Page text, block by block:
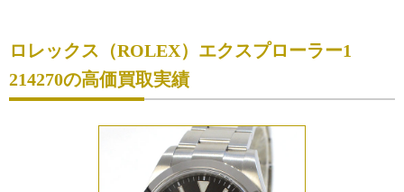
買取サービスのご案内
買取ブランド
ロレックス（ROLEX）エクスプローラー1
214270の高価買取実績